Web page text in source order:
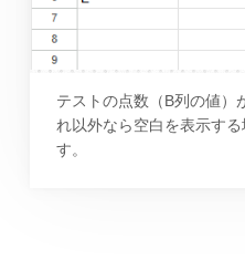
テストの点数（B列の値）
れ以外なら空白を表示す
す。